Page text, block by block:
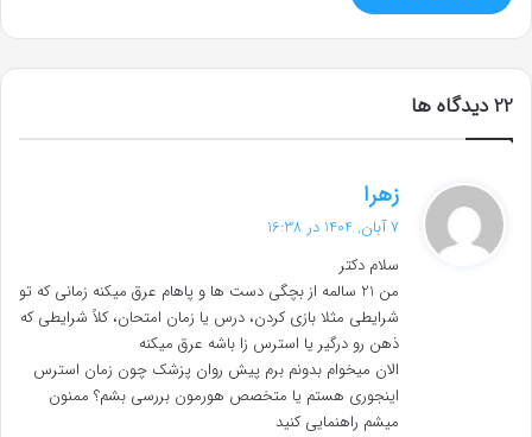
‫22 دیدگاه ها
زهرا
:
7 آبان, 1404 در 16:38
سلام دکتر
من 21 سالمه از بچگی دست ها و پاهام عرق میکنه زمانی که تو
شرایطی مثلا بازی کردن، درس یا زمان امتحان، کلاً شرایطی که
ذهن رو درگیر یا استرس زا باشه عرق میکنه
الان میخوام بدونم برم پیش روان پزشک چون زمان استرس
اینجوری هستم یا متخصص هورمون بررسی بشم؟ ممنون
میشم راهنمایی کنید